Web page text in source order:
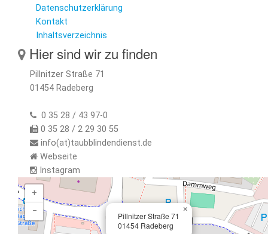
Datenschutzerklärung
Kontakt
Inhaltsverzeichnis
Hier sind wir zu finden
Pillnitzer Straße 71
01454 Radeberg
0 35 28 / 43 97-0
0 35 28 / 2 29 30 55
info(at)taubblindendienst.de
Webseite
Instagram
Pillnitzer Straße 71
01454 Radeberg
×
+
−